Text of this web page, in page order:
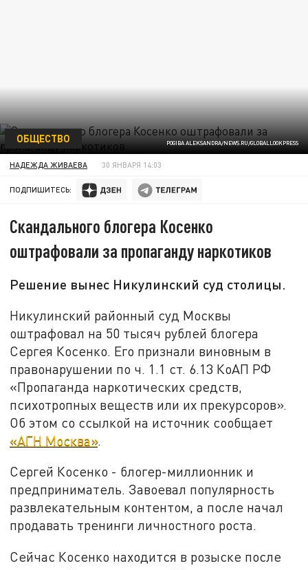
POGIBA ALEKSANDRA/NEWS.RU/GLOBALLOOKPRESS
ОБЩЕСТВО
НАДЕЖДА ЖИВАЕВА 30 ЯНВАРЯ 14:03
ПОДПИШИТЕСЬ:
Скандального блогера Косенко
оштрафовали за пропаганду наркотиков
Решение вынес Никулинский суд столицы.
Никулинский районный суд Москвы
оштрафовал на 50 тысяч рублей блогера
Сергея Косенко. Его признали виновным в
правонарушении по ч. 1.1 ст. 6.13 КоАП РФ
«Пропаганда наркотических средств,
психотропных веществ или их прекурсоров».
Об этом со ссылкой на источник сообщает
«АГН Москва».
Сергей Косенко - блогер-миллионник и
предприниматель. Завоевал популярность
развлекательным контентом, а после начал
продавать тренинги личностного роста.
Сейчас Косенко находится в розыске после